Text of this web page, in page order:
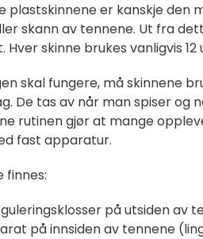
plastskinnene er kanskje den
skann av tennene. Ut fra
skinne brukes vanligvis
skal fungere, må skinnene
De tas av når man spiser og
rutinen gjør at mange
fast apparatur.
finnes:
på utsiden av
på innsiden av tennene